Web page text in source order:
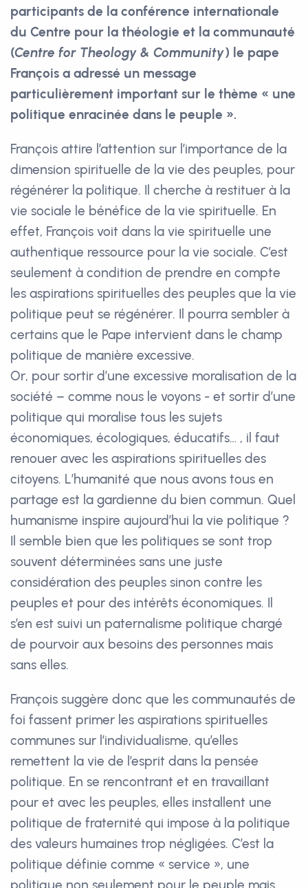
participants de la conférence internationale
du Centre pour la théologie et la communauté
(Centre for Theology & Community) le pape
François a adressé un message
particulièrement important sur le thème « une
politique enracinée dans le peuple ».
François attire l’attention sur l’importance de la
dimension spirituelle de la vie des peuples, pour
régénérer la politique. Il cherche à restituer à la
vie sociale le bénéfice de la vie spirituelle. En
effet, François voit dans la vie spirituelle une
authentique ressource pour la vie sociale. C’est
seulement à condition de prendre en compte
les aspirations spirituelles des peuples que la vie
politique peut se régénérer. Il pourra sembler à
certains que le Pape intervient dans le champ
politique de manière excessive.
Or, pour sortir d’une excessive moralisation de la
société – comme nous le voyons - et sortir d’une
politique qui moralise tous les sujets
économiques, écologiques, éducatifs… , il faut
renouer avec les aspirations spirituelles des
citoyens. L’humanité que nous avons tous en
partage est la gardienne du bien commun. Quel
humanisme inspire aujourd’hui la vie politique ?
Il semble bien que les politiques se sont trop
souvent déterminées sans une juste
considération des peuples sinon contre les
peuples et pour des intérêts économiques. Il
s’en est suivi un paternalisme politique chargé
de pourvoir aux besoins des personnes mais
sans elles.
François suggère donc que les communautés de
foi fassent primer les aspirations spirituelles
communes sur l’individualisme, qu’elles
remettent la vie de l’esprit dans la pensée
politique. En se rencontrant et en travaillant
pour et avec les peuples, elles installent une
politique de fraternité qui impose à la politique
des valeurs humaines trop négligées. C’est la
politique définie comme « service », une